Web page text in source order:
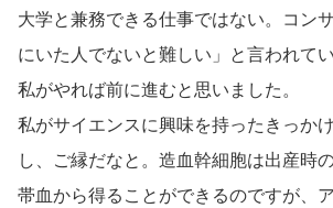
大学と兼務できる仕事ではない。コン
にいた人でないと難しい」と言われて
私がやれば前に進むと思いました。
私がサイエンスに興味を持ったきっか
し、ご縁だなと。造血幹細胞は出産時
帯血から得ることができるのですが、